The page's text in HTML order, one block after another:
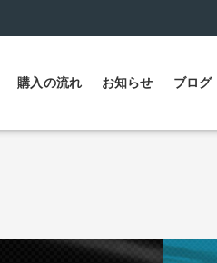
購入の流れ お知らせ ブログ